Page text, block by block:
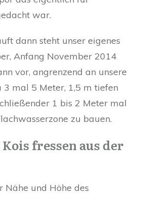
war.
dann steht unser eigenes
Anfang November 2014
vor, angrenzend an unsere
3 mal 5 Meter, 1,5 m tiefen
1 bis 2 Meter mal
zu bauen.
fressen aus der
Nähe und Höhe des